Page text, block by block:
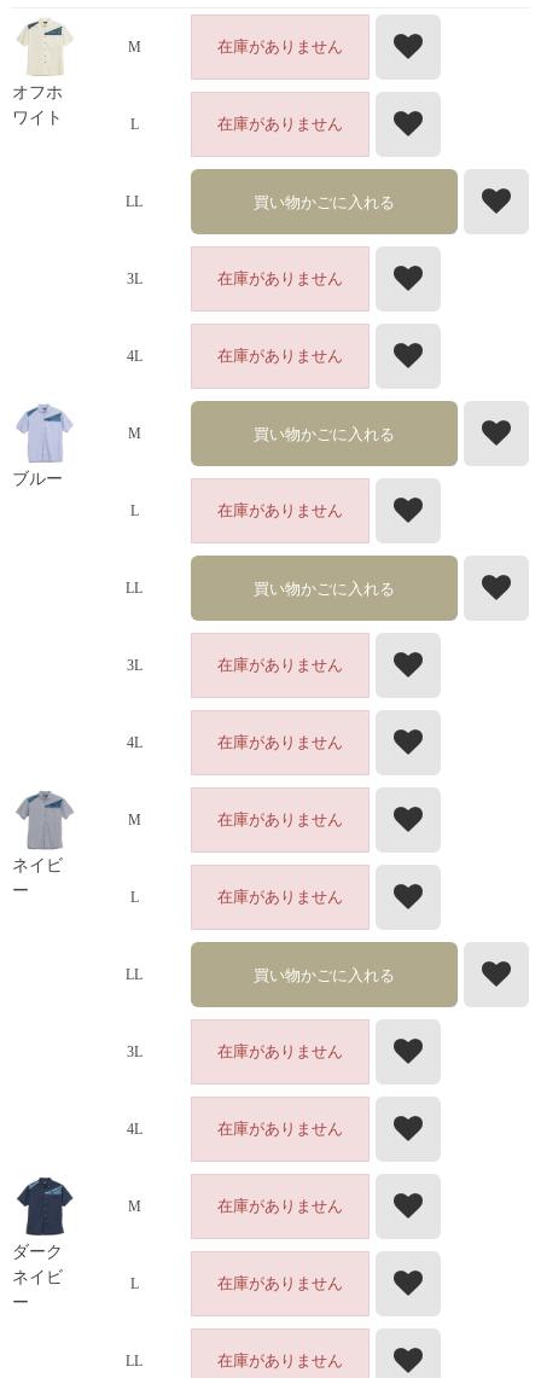
オフホ
ワイト
M 在庫がありません
L 在庫がありません
LL 買い物かごに入れる
3L 在庫がありません
4L 在庫がありません
ブルー
M 買い物かごに入れる
L 在庫がありません
LL 買い物かごに入れる
3L 在庫がありません
4L 在庫がありません
ネイビ
ー
M 在庫がありません
L 在庫がありません
LL 買い物かごに入れる
3L 在庫がありません
4L 在庫がありません
ダーク
ネイビ
ー
M 在庫がありません
L 在庫がありません
LL 在庫がありません